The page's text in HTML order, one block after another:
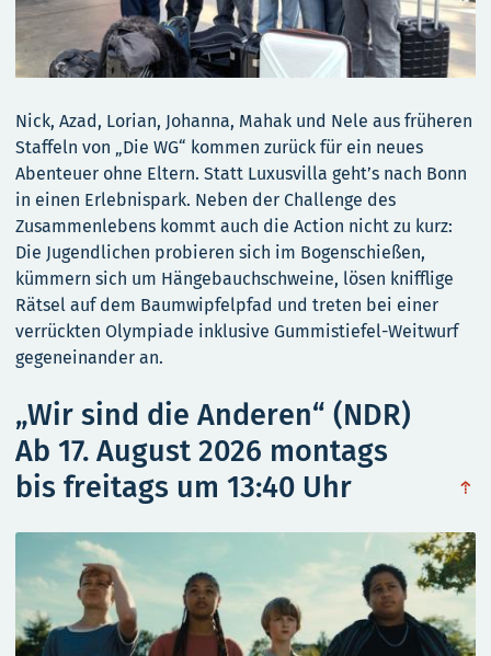
Nick, Azad, Lorian, Johanna, Mahak und Nele aus früheren
Staffeln von „Die WG“ kommen zurück für ein neues
Abenteuer ohne Eltern. Statt Luxusvilla geht’s nach Bonn
in einen Erlebnispark. Neben der Challenge des
Zusammenlebens kommt auch die Action nicht zu kurz:
Die Jugendlichen probieren sich im Bogenschießen,
kümmern sich um Hängebauchschweine, lösen knifflige
Rätsel auf dem Baumwipfelpfad und treten bei einer
verrückten Olympiade inklusive Gummistiefel-Weitwurf
gegeneinander an.
„Wir sind die Anderen“ (NDR)
Ab 17. August 2026 montags
bis freitags um 13:40 Uhr